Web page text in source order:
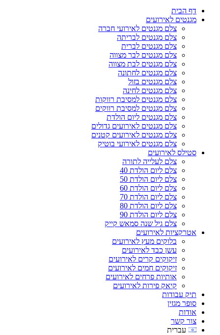
דף הבית
מגנטים לאירועים
צלם מגנטים לאירועי חברה
צלם מגנטים לבריתה
צלם מגנטים לברית
צלם מגנטים לבר מצווה
צלם מגנטים לבת מצווה
צלם מגנטים לחתונה
צלם מגנטים בזול
צלם מגנטים לחינה
צלם מגנטים למסיבת רווקות
צלם מגנטים למסיבת רווקים
צלם מגנטים ליום הולדת
צלם מגנטים לאירועים גדולים
צלם מגנטים לאירועים קטנים
צלם מגנטים לאירועי בוטיק
סטילס לאירועים
צלם לעלייה לתורה
צלם ליום הולדת 40
צלם ליום הולדת 50
צלם ליום הולדת 60
צלם ליום הולדת 70
צלם ליום הולדת 80
צלם ליום הולדת 90
צלם גיל שנה סמאש קייק
אטרקציות לאירועים
בלוקים מעץ לאירועים
עשן כבד לאירועים
זיקוקים קרים לאירועים
זיקוקים חמים לאירועים
אותיות פרחים לאירועים
קיאק פירות לאירועים
תיק עבודות
סופר מגזין
אודות
צור קשר
עברית